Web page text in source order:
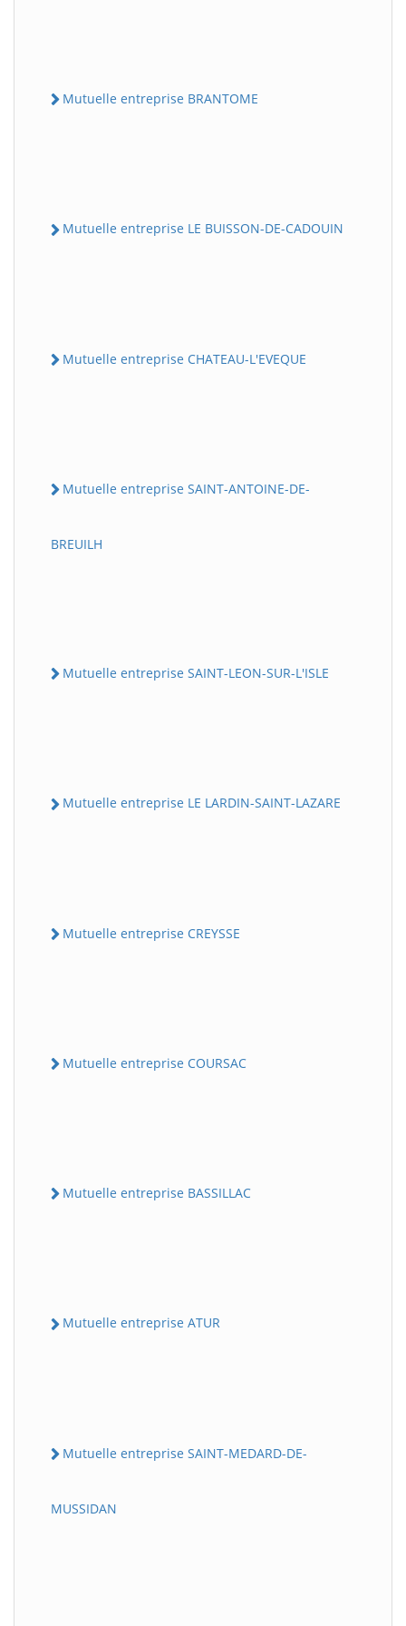
Mutuelle entreprise BRANTOME
Mutuelle entreprise LE BUISSON-DE-CADOUIN
Mutuelle entreprise CHATEAU-L'EVEQUE
Mutuelle entreprise SAINT-ANTOINE-DE-
BREUILH
Mutuelle entreprise SAINT-LEON-SUR-L'ISLE
Mutuelle entreprise LE LARDIN-SAINT-LAZARE
Mutuelle entreprise CREYSSE
Mutuelle entreprise COURSAC
Mutuelle entreprise BASSILLAC
Mutuelle entreprise ATUR
Mutuelle entreprise SAINT-MEDARD-DE-
MUSSIDAN